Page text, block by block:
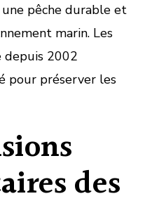
pêche durable et
marin. Les
depuis 2002
pour préserver les
des